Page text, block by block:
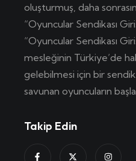
oluşturmuş, daha
“Oyuncular Sendikası
“Oyuncular Sendikası
mesleğinin Türkiye’de
gelebilmesi için bir
savunan oyuncuların
Takip Edin